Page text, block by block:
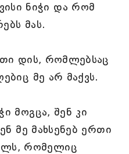
ნიჭი და რომ
მას.
დის, რომლებსაც
მე არ მაქვს.
მოგცა, შენ კი
მე მახსენებ ერთი
რომელიც